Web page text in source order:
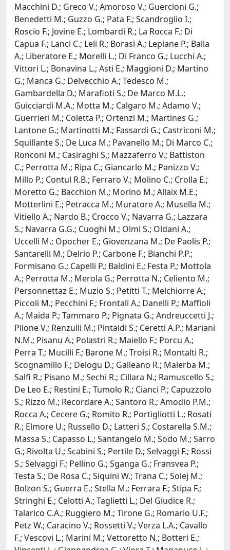
Macchini D.; Greco V.; Amoroso V.; Guercioni G.;
Benedetti M.; Guzzo G.; Pata F.; Scandroglio I.;
Roscio F.; Jovine E.; Lombardi R.; La Rocca F.; Di
Capua F.; Lanci C.; Leli R.; Borasi A.; Lepiane P.; Balla
A.; Liberatore E.; Morelli L.; Di Franco G.; Lucchi A.;
Vittori L.; Bonavina L.; Asti E.; Maggioni D.; Martino
G.; Manca G.; Delvecchio A.; Tedesco M.;
Gambardella D.; Marafioti S.; De Marco M.L.;
Guicciardi M.A.; Motta M.; Calgaro M.; Adamo V.;
Guerrieri M.; Coletta P.; Ortenzi M.; Martines G.;
Lantone G.; Martinotti M.; Fassardi G.; Castriconi M.;
Squillante S.; De Luca M.; Pavanello M.; Di Marco C.;
Ronconi M.; Casiraghi S.; Mazzaferro V.; Battiston
C.; Perrotta M.; Ripa C.; Giancarlo M.; Panizzo V.;
Millo P.; Contul R.B.; Ferraro V.; Molino C.; Crolla E.;
Moretto G.; Bacchion M.; Morino M.; Allaix M.E.;
Motterlini E.; Petracca M.; Muratore A.; Musella M.;
Vitiello A.; Nardo B.; Crocco V.; Navarra G.; Lazzara
S.; Navarra G.G.; Cuoghi M.; Olmi S.; Oldani A.;
Uccelli M.; Opocher E.; Giovenzana M.; De Paolis P.;
Santarelli M.; Delrio P.; Carbone F.; Bianchi P.P.;
Formisano G.; Capelli P.; Baldini E.; Festa P.; Mottola
A.; Perrotta M.; Merola G.; Perrotta N.; Celiento M.;
Personnettaz E.; Muzio S.; Petitti T.; Melchiorre A.;
Piccoli M.; Pecchini F.; Frontali A.; Danelli P.; Maffioli
A.; Maida P.; Tammaro P.; Pignata G.; Andreuccetti J.;
Pilone V.; Renzulli M.; Pintaldi S.; Ceretti A.P.; Mariani
N.M.; Pisanu A.; Polastri R.; Maiello F.; Porcu A.;
Perra T.; Mucilli F.; Barone M.; Troisi R.; Montalti R.;
Scognamillo F.; Delogu D.; Galleano R.; Malerba M.;
Salfi R.; Pisano M.; Sechi R.; Cillara N.; Ramuscello S.;
De Leo E.; Restini E.; Tumolo R.; Cianci P.; Capuzzolo
S.; Rizzo M.; Recordare A.; Santoro R.; Amodio P.M.;
Rocca A.; Cecere G.; Romito R.; Portigliotti L.; Rosati
R.; Elmore U.; Russello D.; Latteri S.; Costarella S.M.;
Massa S.; Capasso L.; Santangelo M.; Sodo M.; Sarro
G.; Rivolta U.; Scabini S.; Pertile D.; Selvaggi F.; Rossi
S.; Selvaggi F.; Pellino G.; Sganga G.; Fransvea P.;
Testa S.; De Rosa C.; Siquini W.; Trana C.; Solej M.;
Bolzon S.; Guerra E.; Stella M.; Ferrara F.; Stipa F.;
Stringhi E.; Celotti A.; Taglietti L.; Del Giudice R.;
Talarico C.A.; Ruggiero M.; Tirone G.; Romario U.F.;
Petz W.; Caracino V.; Rossetti V.; Verza L.A.; Cavallo
F.; Vescovi L.; Marini M.; Vettoretto N.; Botteri E.;